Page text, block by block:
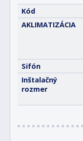
Kód
AKLIMATIZÁCIA
Sifón
Inštalačný
rozmer